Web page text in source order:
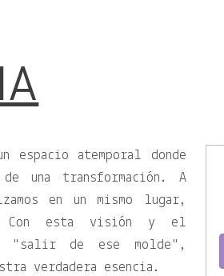
espacio atemporal donde
una transformación. A
en un mismo lugar,
Con esta visión y el
salir de ese molde
,
verdadera esencia.